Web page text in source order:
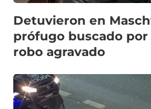
Detuvieron en
prófugo buscado
robo agravado